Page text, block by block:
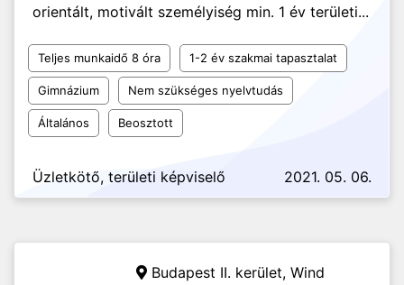
orientált, motivált személyiség min. 1 év területi...
Teljes munkaidő 8 óra 1-2 év szakmai tapasztalat
Gimnázium Nem szükséges nyelvtudás
Általános Beosztott
Üzletkötő, területi képviselő 2021. 05. 06.
Budapest II. kerület, Wind